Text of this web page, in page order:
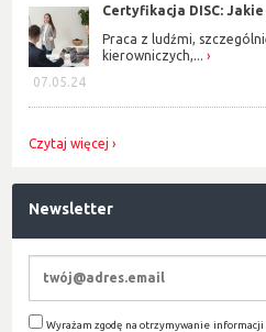
07.05.24
Certyfikacja DISC: Jakie
Praca z ludźmi,
kierowniczych,...
Czytaj więcej
Newsletter
Wyrażam zgodę na otrzymywanie